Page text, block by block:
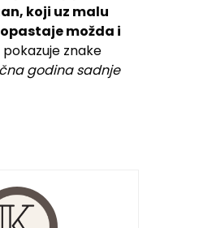
koji uz malu
možda i
pokazuje znake
godina sadnje